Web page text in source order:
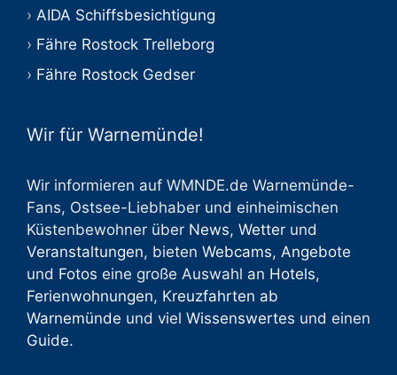
AIDA Schiffsbesichtigung
Fähre Rostock Trelleborg
Fähre Rostock Gedser
Wir für Warnemünde!
Wir informieren auf WMNDE.de Warnemünde-
Fans, Ostsee-Liebhaber und einheimischen
Küstenbewohner über News, Wetter und
Veranstaltungen, bieten Webcams, Angebote
und Fotos eine große Auswahl an Hotels,
Ferienwohnungen, Kreuzfahrten ab
Warnemünde und viel Wissenswertes und einen
Guide.